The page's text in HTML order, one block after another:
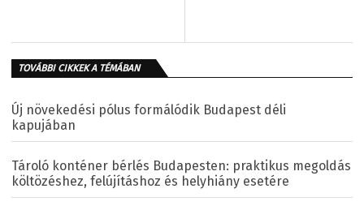
TOVÁBBI CIKKEK A TÉMÁBAN
Új növekedési pólus formálódik Budapest déli
kapujában
Tároló konténer bérlés Budapesten: praktikus megoldás
költözéshez, felújításhoz és helyhiány esetére